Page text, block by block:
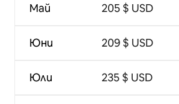
Май
Юни
Юли
205 $ USD
209 $ USD
235 $ USD